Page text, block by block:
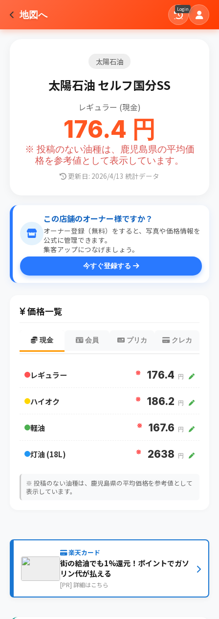
地図へ Login
太陽石油
太陽石油 セルフ国分SS
レギュラー (現金)
176.4 円
※ 投稿のない油種は、鹿児島県の平均価
格を参考値として表示しています。
更新日: 2026/4/13 統計データ
この店舗のオーナー様ですか？
オーナー登録（無料）をすると、写真や価格情報を
公式に管理できます。
集客アップにつなげましょう。
今すぐ登録する
価格一覧
現金 会員 プリカ クレカ
レギュラー ※ 176.4 円
ハイオク ※ 186.2 円
軽油 ※ 167.6 円
灯油 (18L) ※ 2638 円
※ 投稿のない油種は、鹿児島県の平均価格を参考値として
表示しています。
楽天カード
街の給油でも1%還元！ポイントでガソ
リン代が払える
[PR] 詳細はこちら